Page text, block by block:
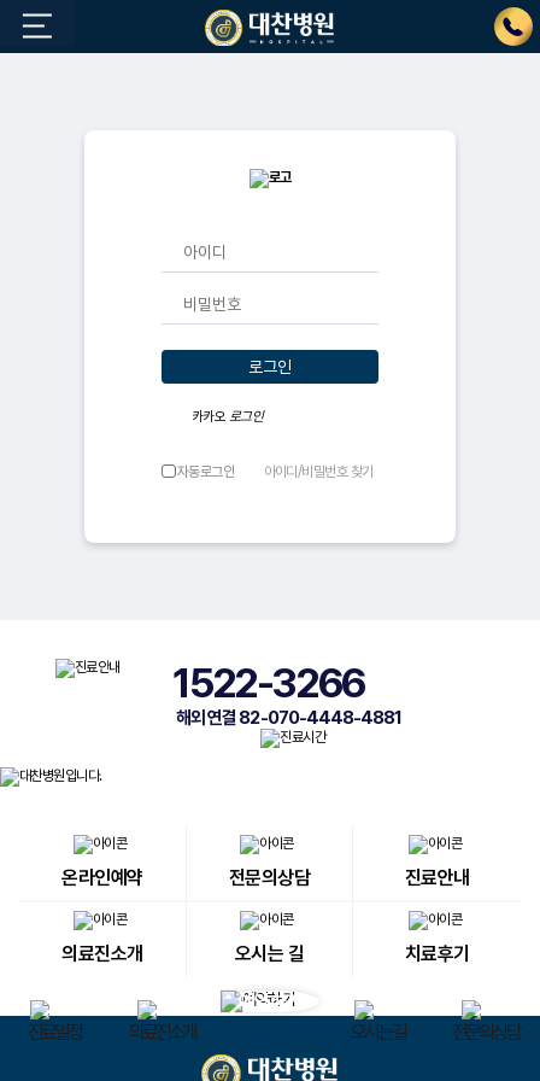
진료일정 의료진소개 오시는길 전문의상담
로그인
카카오 로그인
자동로그인 아이디/비밀번호 찾기
1522-3266
해외 연결 82-070-4448-4881
온라인예약 전문의상담 진료안내
의료진소개 오시는 길 치료후기